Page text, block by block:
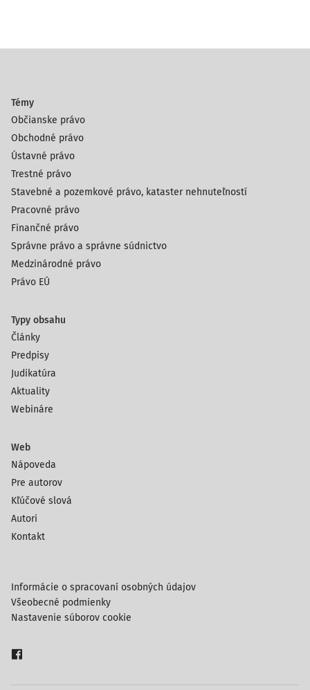
Témy
Občianske právo
Obchodné právo
Ústavné právo
Trestné právo
Stavebné a pozemkové právo, kataster nehnuteľností
Pracovné právo
Finančné právo
Správne právo a správne súdnictvo
Medzinárodné právo
Právo EÚ
Typy obsahu
Články
Predpisy
Judikatúra
Aktuality
Webináre
Web
Nápoveda
Pre autorov
Kľúčové slová
Autori
Kontakt
Informácie o spracovaní osobných údajov
Všeobecné podmienky
Nastavenie súborov cookie